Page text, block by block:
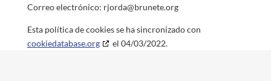
Correo electrónico: rjorda@brunete.org
Esta política de cookies se ha sincronizado con
cookiedatabase.org
el 04/03/2022.